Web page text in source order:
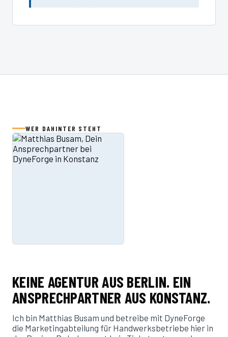
WER DAHINTER STEHT
KEINE AGENTUR AUS BERLIN. EIN
ANSPRECHPARTNER AUS KONSTANZ.
Ich bin Matthias Busam und betreibe mit DyneForge
die Marketingabteilung für Handwerksbetriebe hier in